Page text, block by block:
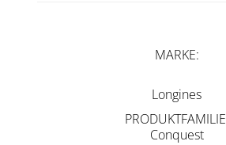
MARKE
Longines
PRODUKTFAMILIE
Conquest